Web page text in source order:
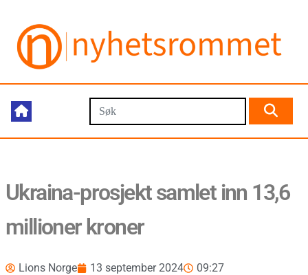
Ukraina-prosjekt samlet inn 13,6
millioner kroner
Lions Norge 13 september 2024 09:27